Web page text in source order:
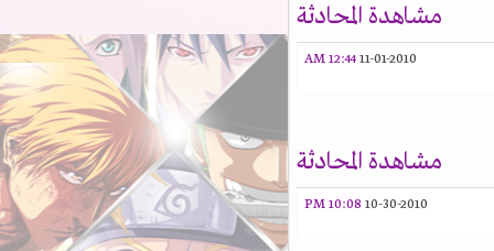
مشاهدة المحادثة
11-01-2010
12:44 AM
مشاهدة المحادثة
10-30-2010
10:08 PM